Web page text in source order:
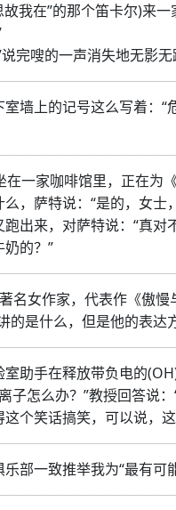
故我在”的那个笛卡尔)来
完嗖的一声消失地无影
室墙上的记号这么写着：
在一家咖啡馆里，正在
，萨特说：“是的，女
出来，对萨特说：“真
的？”
名女作家，代表作《傲
的是什么，但是他的表达
助手在释放带负电的
子怎么办？”教授回答说
个笑话搞笑，可以说，
部一致推举我为“最有可